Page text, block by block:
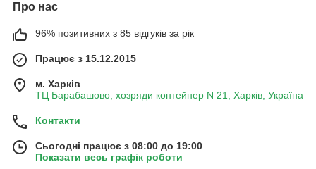
Про нас
96% позитивних з 85 відгуків за рік
Працює з 15.12.2015
м. Харків
ТЦ Барабашово, хозряди контейнер N 21, Харків, Україна
Контакти
Сьогодні працює з 08:00 до 19:00
Показати весь графік роботи